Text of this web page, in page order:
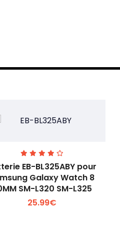
Voir plus +
EB-BL325ABY pour
Galaxy Watch 8
SM-L320 SM-L325
25.99€